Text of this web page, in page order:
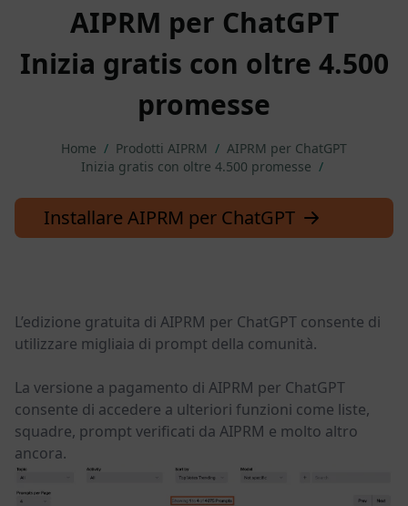
AIPRM per ChatGPT
Inizia gratis con oltre 4.500
promesse
Home / Prodotti AIPRM / AIPRM per ChatGPT
Inizia gratis con oltre 4.500 promesse /
Installare AIPRM per ChatGPT
L’edizione gratuita di AIPRM per ChatGPT consente di
utilizzare migliaia di prompt della comunità.
La versione a pagamento di AIPRM per ChatGPT
consente di accedere a ulteriori funzioni come liste,
squadre, prompt verificati da AIPRM e molto altro
ancora.